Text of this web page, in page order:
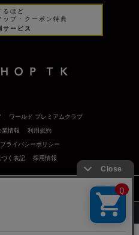
絞り込む
るほど
ップ・クーポン特典
サービス
ワールド プレミアムクラブ
業情報 利用規約
プライバシーポリシー
く表記 採用情報
All rights reserved.